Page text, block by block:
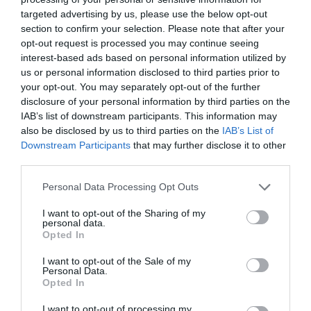
targeted advertising by us, please use the below opt-out
section to confirm your selection. Please note that after your
opt-out request is processed you may continue seeing
interest-based ads based on personal information utilized by
us or personal information disclosed to third parties prior to
your opt-out. You may separately opt-out of the further
disclosure of your personal information by third parties on the
IAB’s list of downstream participants. This information may
also be disclosed by us to third parties on the IAB’s List of
Downstream Participants that may further disclose it to other
Personal Data Processing Opt Outs
I want to opt-out of the Sharing of my
personal data.
Opted In
I want to opt-out of the Sale of my
Personal Data.
Opted In
I want to opt-out of processing my
4. Franchement il y a de quoi se plaindre de ce
pourvoi, pour 225K chacun, ils font encore tout pour
se sortir de l’accusation. Mais les défaillances
systémiques sont bien le coeur du dossier. Il faut
être honnête avec soi-même, respecter son
entreprise, ses erreurs, ses collaborateurs
présents et victimes, toutes les familles des
victimes et enfin se soumettre à la décision.
5. Votre indécence à vous, est de vous plaindre
d’une personne qui a perdu une victime, qui est la
représentante de ces dernières et la porte-parole.
Et vous, qui êtes-vous donc pour la juger ainsi
personne X, on parle ici de quelqu’un qui se bat
pour le bien de sa vie et celle des autres.
Franchement, c’est plus que louable dans le monde
dans lequel on vit.
phrase, c’est quoi le rapport? Cette femme est la
représentante de toute une communauté de de
qu’elle agit pour elle? Le rapport avec les vies